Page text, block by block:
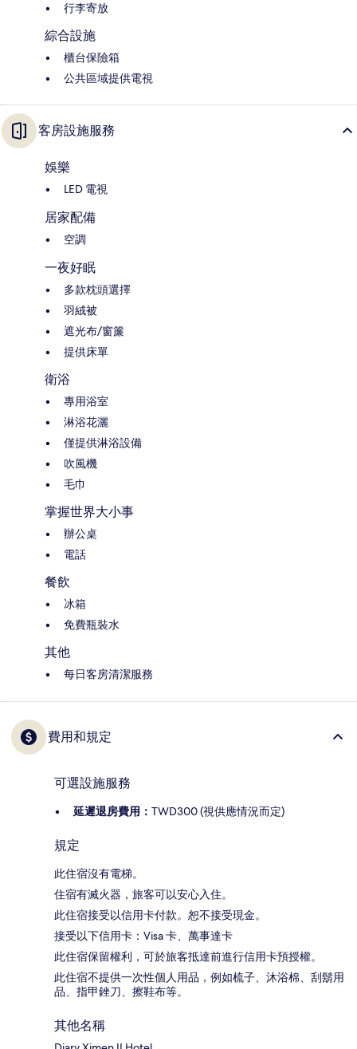
行李寄放
綜合設施
櫃台保險箱
公共區域提供電視
客房設施服務
娛樂
LED 電視
居家配備
空調
一夜好眠
多款枕頭選擇
羽絨被
遮光布/窗簾
提供床單
衛浴
專用浴室
淋浴花灑
僅提供淋浴設備
吹風機
毛巾
掌握世界大小事
辦公桌
電話
餐飲
冰箱
免費瓶裝水
其他
每日客房清潔服務
費用和規定
可選設施服務
延遲退房費用： TWD300 (視供應情況而定)
規定
此住宿沒有電梯。
住宿有滅火器，旅客可以安心入住。
此住宿接受以信用卡付款。恕不接受現金。
接受以下信用卡：Visa 卡、萬事達卡
此住宿保留權利，可於旅客抵達前進行信用卡預授權。
此住宿不提供一次性個人用品，例如梳子、沐浴棉、刮鬍用
品、指甲銼刀、擦鞋布等。
其他名稱